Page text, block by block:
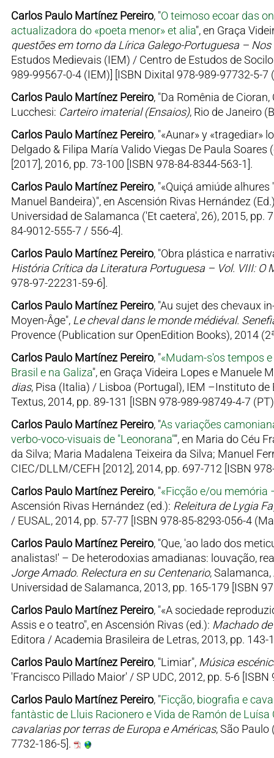
Carlos Paulo Martínez Pereiro, "O teimoso ecoar das
actualizadora do «poeta menor» et alia", en Graça
questões em torno da Lírica Galego-Portuguesa –
Estudos Medievais (IEM) / Centro de Estudos de
989-99567-0-4 (IEM)] [ISBN Dixital 978-989-97732-5-7
Carlos Paulo Martínez Pereiro, "Da Romênia de
Lucchesi: Carteiro imaterial (Ensaios), Rio de Janeiro
Carlos Paulo Martínez Pereiro, "«Aunar» y «tragediar»
Delgado & Filipa María Valido Viegas De Paula Soares
[2017], 2016, pp. 73-100 [ISBN 978-84-8344-563-1].
Carlos Paulo Martínez Pereiro, "«Quiçá amiúde
Manuel Bandeira)", en Ascensión Rivas Hernández
Universidad de Salamanca ('Et caetera', 26), 2015, pp.
84-9012-555-7 / 556-4].
Carlos Paulo Martínez Pereiro, "Obra plástica e
História Crítica da Literatura Portuguesa – Vol. VIII: O
978-97-22231-59-6].
Carlos Paulo Martínez Pereiro, "Au sujet des chevaux
Moyen-Âge", Le cheval dans le monde médiéval.
Provence (Publication sur OpenEdition Books), 2014
Carlos Paulo Martínez Pereiro, "«Mudam-s'os tempos
Brasil e na Galiza", en Graça Videira Lopes e Manuele
dias, Pisa (Italia) / Lisboa (Portugal), IEM –Instituto
Textus, 2014, pp. 89-131 [ISBN 978-989-98749-4-7
Carlos Paulo Martínez Pereiro, "As variações
verbo-voco-visuais de "Leonorana"", en Maria do Céu
da Silva; Maria Madalena Teixeira da Silva; Manuel
CIEC/DLLM/CEFH [2012], 2014, pp. 697-712 [ISBN
Carlos Paulo Martínez Pereiro, "«Ficção e/ou memória
Ascensión Rivas Hernández (ed.): Releitura de Lygia
/ EUSAL, 2014, pp. 57-77 [ISBN 978-85-8293-056-4
Carlos Paulo Martínez Pereiro, "Que, 'ao lado dos
analistas!' – De heterodoxias amadianas: louvação,
Jorge Amado. Relectura en su Centenario,
Universidad de Salamanca, 2013, pp. 165-179 [ISBN
Carlos Paulo Martínez Pereiro, "«A sociedade
Assis e o teatro", en Ascensión Rivas (ed.): Machado
Editora / Academia Brasileira de Letras, 2013, pp. 143-
Carlos Paulo Martínez Pereiro, "Limiar", Música
'Francisco Pillado Maior' / SP UDC, 2012, pp. 5-6
Carlos Paulo Martínez Pereiro, "Ficção, biografia e
fantàstic de Lluis Racionero e Vida de Ramón de Luísa
cavalarias por terras de Europa e Américas, São Paulo
7732-186-5].